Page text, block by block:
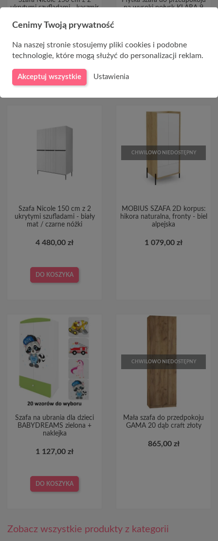
ukrytymi szufladami - kaszmir
na wysoki połysk KLARA 9
Szafa Nicole 150 cm z 2
ukrytymi szufladami - biały
mat / czarne nóżki
4 480,00 zł
DO KOSZYKA
CHWILOWO NIEDOSTĘPNY
MOBIUS SZAFA 2D korpus:
hikora naturalna, fronty - biel
alpejska
1 079,00 zł
Szafa na ubrania dla dzieci
BABYDREAMS zielona +
naklejka
1 127,00 zł
DO KOSZYKA
CHWILOWO NIEDOSTĘPNY
Mała szafa do przedpokoju
GAMA 20 dąb craft złoty
865,00 zł
Zobacz wszystkie produkty z kategorii
Cenimy Twoją prywatność
Na naszej stronie stosujemy pliki cookies i podobne
technologie, które mogą służyć do personalizacji reklam.
Akceptuj wszystkie Ustawienia